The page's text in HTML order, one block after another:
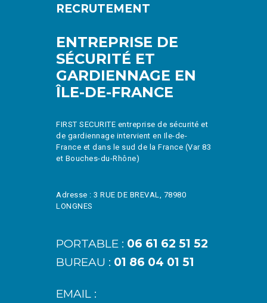
RECRUTEMENT
ENTREPRISE DE
SÉCURITÉ ET
GARDIENNAGE EN
ÎLE-DE-FRANCE
FIRST SECURITE entreprise de sécurité et
de gardiennage intervient en Ile-de-
France et dans le sud de la France (Var 83
et Bouches-du-Rhône)
Adresse : 3 RUE DE BREVAL, 78980
LONGNES
PORTABLE : 06 61 62 51 52
BUREAU : 01 86 04 01 51
EMAIL :